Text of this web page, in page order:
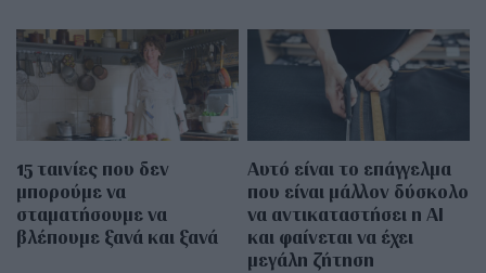
15 ταινίες που δεν
μπορούμε να
σταματήσουμε να
βλέπουμε ξανά και ξανά
Αυτό είναι το επάγγελμα
που είναι μάλλον δύσκολο
να αντικαταστήσει η AI
και φαίνεται να έχει
μεγάλη ζήτηση